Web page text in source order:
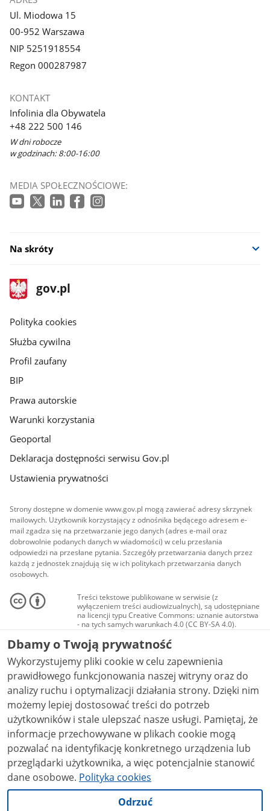
Ul. Miodowa 15
00-952 Warszawa
NIP 5251918554
Regon 000287987
KONTAKT
Infolinia dla Obywatela
+48 222 500 146
W dni robocze
w godzinach: 8:00-16:00
MEDIA SPOŁECZNOŚCIOWE:
Na skróty
stopka
gov.pl
Strona
gov.pl
gov.pl
Polityka cookies
Służba cywilna
Profil zaufany
BIP
Prawa autorskie
Warunki korzystania
Geoportal
Deklaracja dostępności serwisu Gov.pl
Ustawienia prywatności
Strony dostępne w domenie www.gov.pl mogą zawierać adresy skrzynek
mailowych. Użytkownik korzystający z odnośnika będącego adresem e-
mail zgadza się na przetwarzanie jego danych (adres e-mail oraz
dobrowolnie podanych danych w wiadomości) w celu przesłania
odpowiedzi na przesłane pytania. Szczegóły przetwarzania danych przez
każdą z jednostek znajdują się w ich politykach przetwarzania danych
osobowych.
Treści tekstowe publikowane w serwisie (z
wyłączeniem treści audiowizualnych), są udostępniane
na licencji typu Creative Commons: uznanie autorstwa
- na tych samych warunkach 4.0 (CC BY-SA 4.0).
Materiały audiowizualne, w tym zdjęcia, materiały
audio i wideo, są udostępniane na licencji typu
Creative Commons: uznanie autorstwa użycie
niekomercyjne - bez utworów zależnych 4.0 (CC BY-
NC-ND 4.0), o ile nie jest to stwierdzone inaczej.
Dbamy o Twoją prywatność
Wykorzystujemy pliki cookie w celu zapewnienia
prawidłowego funkcjonowania naszej witryny oraz do
analizy ruchu i optymalizacji działania strony. Dzięki nim
możemy lepiej dostosować treści do potrzeb
użytkowników i stale ulepszać nasze usługi. Pamiętaj, że
informacje przechowywane w plikach cookie mogą
pozwalać na identyfikację konkretnego urządzenia lub
przeglądarki użytkownika, a więc potencjalnie stanowić
dane osobowe. Polityka cookies
Odrzuć